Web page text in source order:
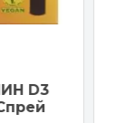
D3